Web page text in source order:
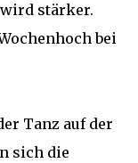
stärker.
bei
Tanz auf der
sich die